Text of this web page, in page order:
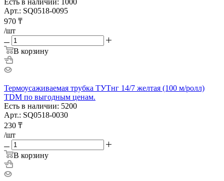
Арт.: SQ0518-0095
970 ₸
/шт
В корзину
Термоусаживаемая трубка ТУТнг 14/7 желтая (100 м/ролл)
TDM по выгодным ценам.
Есть в наличии: 5200
Арт.: SQ0518-0030
230 ₸
/шт
В корзину